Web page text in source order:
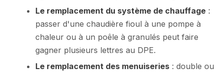
Le remplacement du système de chauffage :
passer d'une chaudière fioul à une pompe à
chaleur ou à un poêle à granulés peut faire
gagner plusieurs lettres au DPE.
Le remplacement des menuiseries : double ou